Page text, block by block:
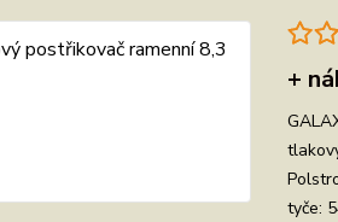
+
tyče: